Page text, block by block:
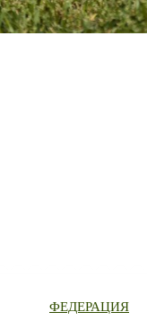
ФЕДЕРАЦИЯ